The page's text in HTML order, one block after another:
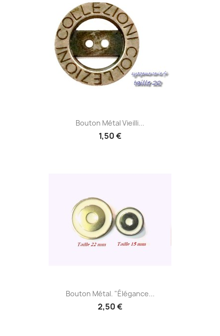
Bouton Métal Vieilli...
1,50 €
Bouton Métal. "Élégance...
2,50 €